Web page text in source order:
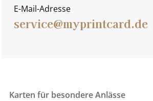
E-Mail-Adresse
service@myprintcard.de
Karten für besondere Anlässe